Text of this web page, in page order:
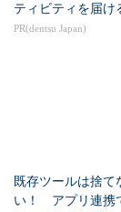
ティビティを届け
PR(dentsu Japan)
既存ツールは捨て
い！ アプリ連携